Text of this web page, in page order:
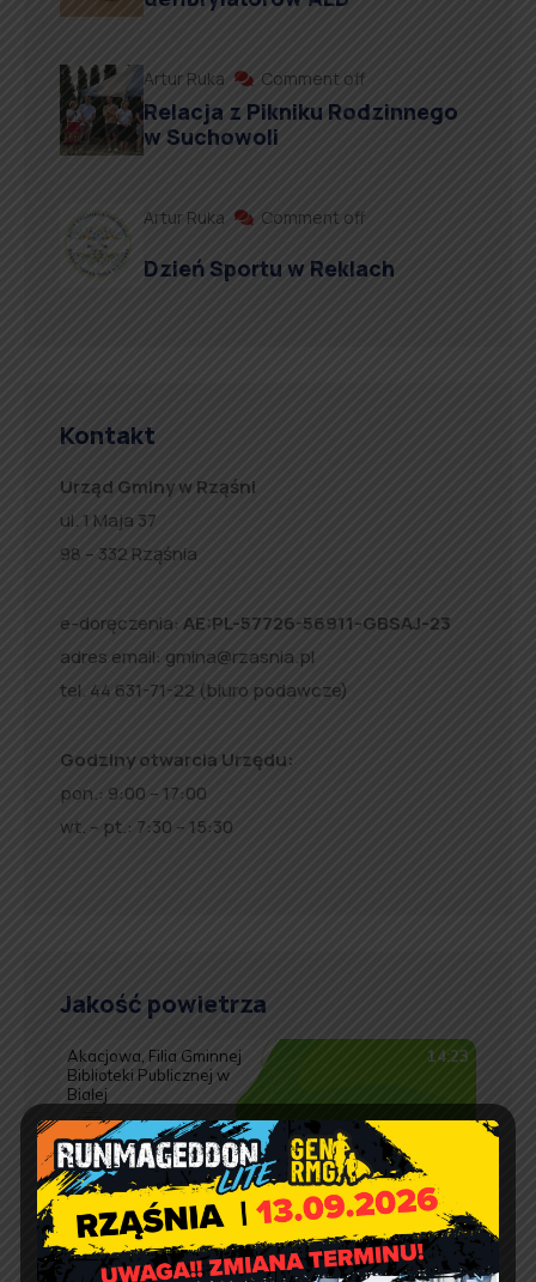
Artur Ruka Comment off
Relacja z Pikniku Rodzinnego
w Suchowoli
Artur Ruka Comment off
Dzień Sportu w Reklach
Kontakt
Urząd Gminy w Rząśni
ul. 1 Maja 37
98 – 332 Rząśnia
e-doręczenia: AE:PL-57726-56911-GBSAJ-23
adres email: gmina@rzasnia.pl
tel. 44 631-71-22 (biuro podawcze)
Godziny otwarcia Urzędu:
pon.: 9:00 – 17:00
wt. – pt.: 7:30 – 15:30
Jakość powietrza